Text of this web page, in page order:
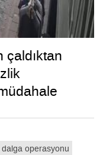
dalga operasyonu
çaldıktan